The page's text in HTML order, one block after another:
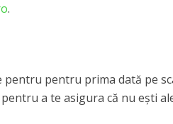
.
pentru pentru prima dată pe
a te asigura că nu eşti